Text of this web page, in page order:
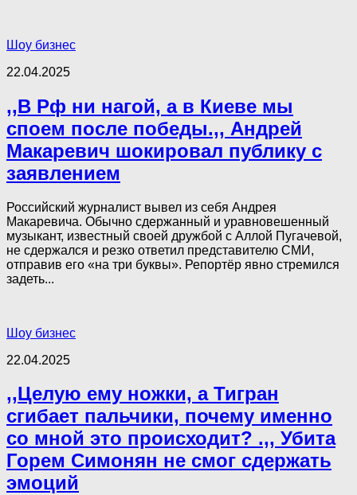
Шоу бизнес
22.04.2025
,,В Рф ни нагой, а в Киеве мы
споем после победы.,, Андрей
Макаревич шокировал публику с
заявлением
Российский журналист вывел из себя Андрея
Макаревича. Обычно сдержанный и уравновешенный
музыкант, известный своей дружбой с Аллой Пугачевой,
не сдержался и резко ответил представителю СМИ,
отправив его «на три буквы». Репортёр явно стремился
задеть...
Шоу бизнес
22.04.2025
,,Целую ему ножки, а Тигран
сгибает пальчики, почему именно
со мной это происходит? .,, Убита
Горем Симонян не смог сдержать
эмоций